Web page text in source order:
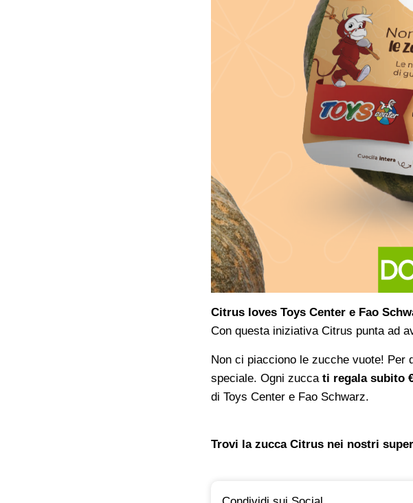
Citrus loves Toys Center e Fao
Con questa iniziativa Citrus punta ad
Non ci piacciono le zucche vuote! Per
speciale. Ogni zucca ti regala subito
di Toys Center e Fao Schwarz.
Trovi la zucca Citrus nei nostri